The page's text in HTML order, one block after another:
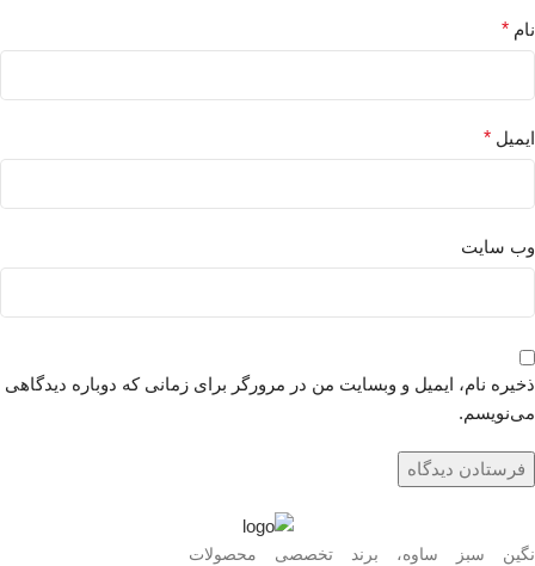
نام *
ایمیل *
وب‌ سایت
ذخیره نام، ایمیل و وبسایت من در مرورگر برای زمانی که دوباره دیدگاهی
می‌نویسم.
نگین سبز ساوه، برند تخصصی محصولات